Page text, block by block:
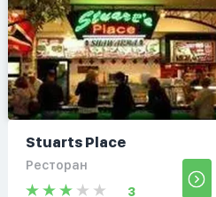
Stuarts Place
Ресторан
3